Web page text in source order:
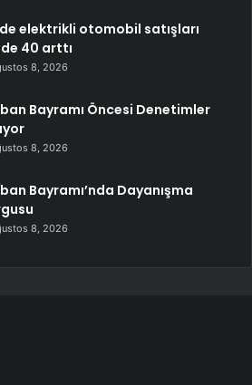
elektrikli otomobil satışları
40 arttı
8, 2026
Bayramı Öncesi Denetimler
8, 2026
Bayramı’nda Dayanışma
8, 2026